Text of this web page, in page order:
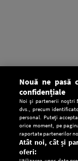
Nouă ne pasă
confidențiale
Noi și partenerii noștri
dvs., precum
personal. Puteți
orice moment, pe
raportate partenerilor
Atât noi, cât și
oferi: